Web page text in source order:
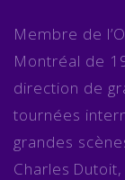
Membre de
Montréal de
direction de
tournées
grandes
Charles